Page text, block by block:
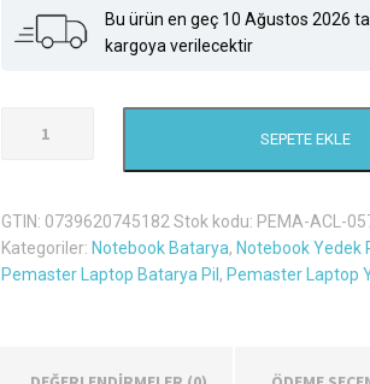
Bu ürün en geç 10 Ağustos 2026
kargoya verilecektir
Ak.006Bt.075
Pil
adet
SEPETE EKLE
GTIN: 0739620745182 Stok kodu: PEMA-ACL-
Kategoriler: Notebook Batarya, Notebook Yedek
Pemaster Laptop Batarya Pil , Pemaster Laptop